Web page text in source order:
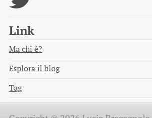
Link
Ma chi è?
Esplora il blog
Tag